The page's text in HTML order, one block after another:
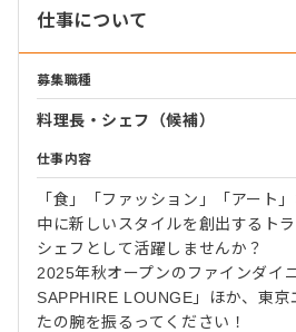
仕事について
募集職種
料理長・シェフ（候補）
仕事内容
「食」「ファッション」「アート
中に新しいスタイルを創出するトラ
シェフとして活躍しませんか？
2025年秋オープンのファインダイ
SAPPHIRE LOUNGE」ほか、東京
たの腕を振るってください！